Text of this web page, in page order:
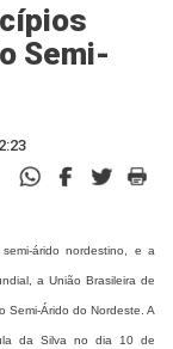
Semi-
árido nordestino, e a
a União Brasileira de
Semi-Árido do Nordeste. A
da Silva no dia 10 de